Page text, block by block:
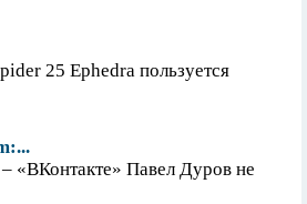
25 Ephedra пользуется
«ВКонтакте» Павел Дуров не